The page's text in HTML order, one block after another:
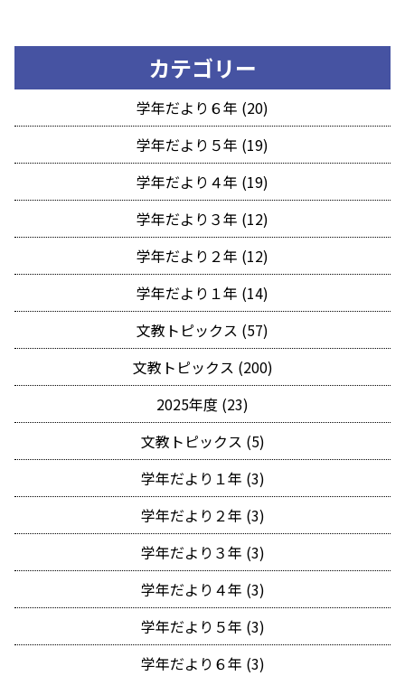
カテゴリー
学年だより６年 (20)
学年だより５年 (19)
学年だより４年 (19)
学年だより３年 (12)
学年だより２年 (12)
学年だより１年 (14)
文教トピックス (57)
文教トピックス (200)
2025年度 (23)
文教トピックス (5)
学年だより１年 (3)
学年だより２年 (3)
学年だより３年 (3)
学年だより４年 (3)
学年だより５年 (3)
学年だより６年 (3)